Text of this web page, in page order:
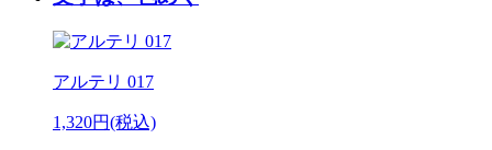
アルテリ 017
1,320円(税込)